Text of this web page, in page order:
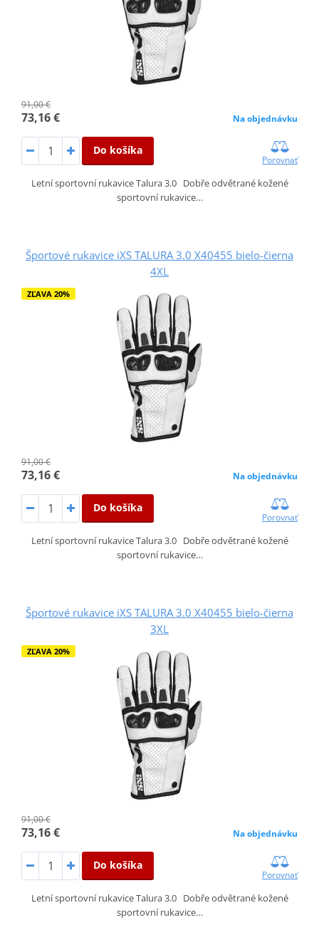
91,00 €
73,16 € Na objednávku
Do košíka
Porovnať
Letní sportovní rukavice Talura 3.0 Dobře odvětrané kožené
sportovní rukavice…
Športové rukavice iXS TALURA 3.0 X40455 bielo-čierna
4XL
ZĽAVA 20%
91,00 €
73,16 € Na objednávku
Do košíka
Porovnať
Letní sportovní rukavice Talura 3.0 Dobře odvětrané kožené
sportovní rukavice…
Športové rukavice iXS TALURA 3.0 X40455 bielo-čierna
3XL
ZĽAVA 20%
91,00 €
73,16 € Na objednávku
Do košíka
Porovnať
Letní sportovní rukavice Talura 3.0 Dobře odvětrané kožené
sportovní rukavice…